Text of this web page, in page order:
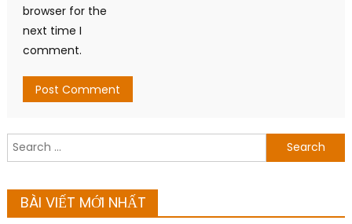
browser for the
next time I
comment.
Search
for:
BÀI VIẾT MỚI NHẤT